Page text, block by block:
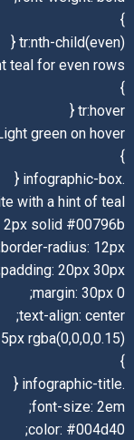
}
tr:nth-child(even) {
for even rows */
}
tr:hover {
green on hover */
}
.infographic-box {
a hint of teal */
2px solid #00796b;
border-radius: 12px;
padding: 20px 30px;
margin: 30px 0;
text-align: center;
rgba(0,0,0,0.15);
}
.infographic-title {
font-size: 2em;
color: #004d40;